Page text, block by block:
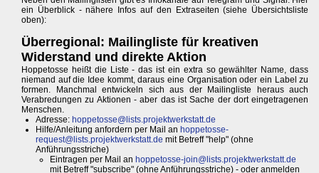
ein Überblick - nähere Infos auf den Extraseiten (siehe Übersichtsliste
oben):
Überregional: Mailingliste für kreativen
Widerstand und direkte Aktion
Hoppetosse heißt die Liste - das ist ein extra so gewählter Name, dass
niemand auf die Idee kommt, daraus eine Organisation oder ein Label zu
formen. Manchmal entwickeln sich aus der Mailingliste heraus auch
Verabredungen zu Aktionen - aber das ist Sache der dort eingetragenen
Menschen.
Adresse: hoppetosse@lists.projektwerkstatt.de
Hilfe/Anleitung anfordern per Mail an hoppetosse-
request@lists.projektwerkstatt.de mit Betreff "help" (ohne
Anführungsstriche)
Eintragen per Mail an hoppetosse-join@lists.projektwerkstatt.de
mit Betreff "subscribe" (ohne Anführungsstriche) - oder anmelden